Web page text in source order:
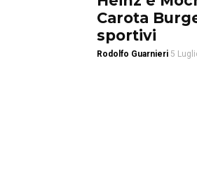
Carota
sportivi
Rodolfo Guarnieri 5